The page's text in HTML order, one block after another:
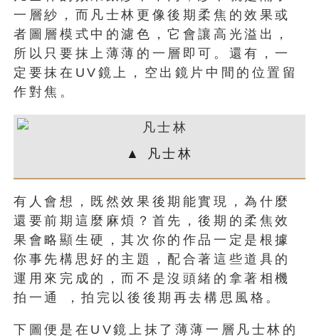
一層紗，而凡士林更像後期柔焦的效果或
者圖層模式中的濾色，它會讓高光溢出，
所以只要抹上薄薄的一層即可。還有，一
定要抹在UV鏡上，空出鏡片中間的位置留
作對焦。
▲ 凡士林
有人會想，既然效果後期能實現，為什麼
還要前期這麼麻煩？首先，後期的柔焦效
果會略顯生硬，其次你的作品一定是根據
你事先構思好的主題，配合著這些道具的
運用來完成的，而不是沒頭緒的拿著相機
拍一通 ，拍完以後後期再去構思風格。
下圖便是在UV鏡上抹了薄薄一層凡士林的